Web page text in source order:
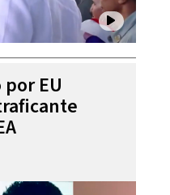
EU